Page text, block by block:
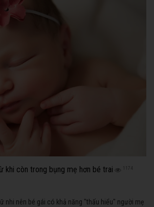
khi còn trong bụng mẹ hơn bé trai 1174
nhi nên bé gái có khả năng "thấu hiểu" người mẹ